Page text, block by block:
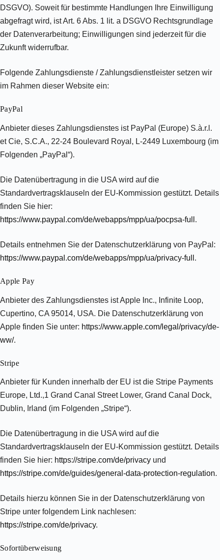
DSGVO). Soweit für bestimmte Handlungen Ihre Einwilligung
abgefragt wird, ist Art. 6 Abs. 1 lit. a DSGVO Rechtsgrundlage
der Datenverarbeitung; Einwilligungen sind jederzeit für die
Zukunft widerrufbar.
Folgende Zahlungsdienste / Zahlungsdienstleister setzen wir
im Rahmen dieser Website ein:
PayPal
Anbieter dieses Zahlungsdienstes ist PayPal (Europe) S.à.r.l.
et Cie, S.C.A., 22-24 Boulevard Royal, L-2449 Luxembourg (im
Folgenden „PayPal“).
Die Datenübertragung in die USA wird auf die
Standardvertragsklauseln der EU-Kommission gestützt. Details
finden Sie hier:
https://www.paypal.com/de/webapps/mpp/ua/pocpsa-full .
Details entnehmen Sie der Datenschutzerklärung von PayPal:
https://www.paypal.com/de/webapps/mpp/ua/privacy-full .
Apple Pay
Anbieter des Zahlungsdienstes ist Apple Inc., Infinite Loop,
Cupertino, CA 95014, USA. Die Datenschutzerklärung von
Apple finden Sie unter: https://www.apple.com/legal/privacy/de-
ww/.
Stripe
Anbieter für Kunden innerhalb der EU ist die Stripe Payments
Europe, Ltd.,1 Grand Canal Street Lower, Grand Canal Dock,
Dublin, Irland (im Folgenden „Stripe“).
Die Datenübertragung in die USA wird auf die
Standardvertragsklauseln der EU-Kommission gestützt. Details
finden Sie hier: https://stripe.com/de/privacy und
https://stripe.com/de/guides/general-data-protection-regulation.
Details hierzu können Sie in der Datenschutzerklärung von
Stripe unter folgendem Link nachlesen:
https://stripe.com/de/privacy.
Sofort­überweisung